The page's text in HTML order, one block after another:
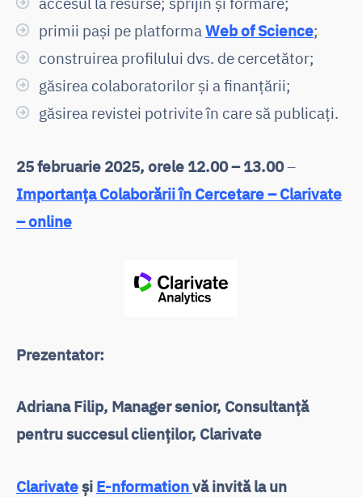
primii pași pe platformaWeb of Science;
construirea profilului dvs. de cercetător;
găsirea colaboratorilor și a finanțării;
găsirea revistei potrivite în care să publicați.
25 februarie 2025, orele 12.00 – 13.00–
Importanța Colaborării în Cercetare – Clarivate
– online
Prezentator:
Adriana Filip, Manager senior, Consultanță
pentru succesul clienților, Clarivate
Clarivateși E-nformationvă invită la un